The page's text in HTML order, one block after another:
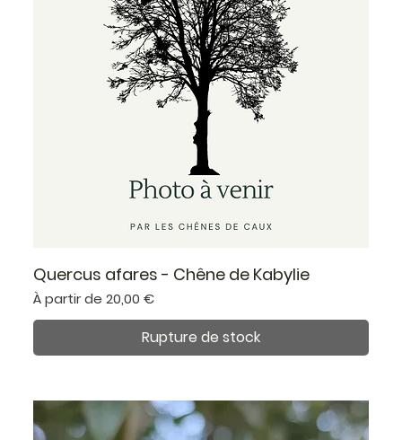
Quercus afares - Chêne de Kabylie
À partir de20,00 €
Prix promotionnel
Rupture de stock